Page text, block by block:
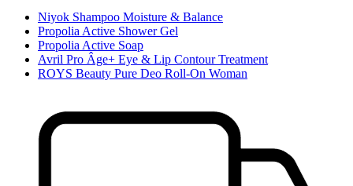
Niyok Shampoo Moisture & Balance
Propolia Active Shower Gel
Propolia Active Soap
Avril Pro Âge+ Eye & Lip Contour Treatment
ROYS Beauty Pure Deo Roll-On Woman